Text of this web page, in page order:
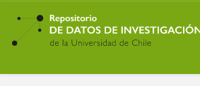
Ir
contenido
principal